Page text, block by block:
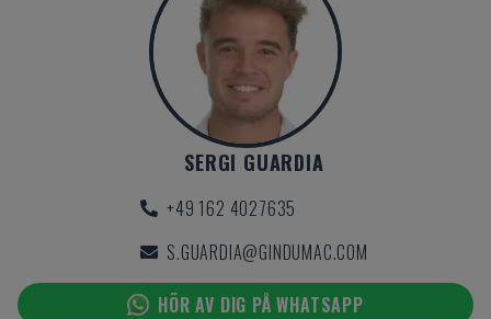
SERGI GUARDIA
+49 162 4027635
S.GUARDIA@GINDUMAC.COM
HÖR AV DIG PÅ WHATSAPP